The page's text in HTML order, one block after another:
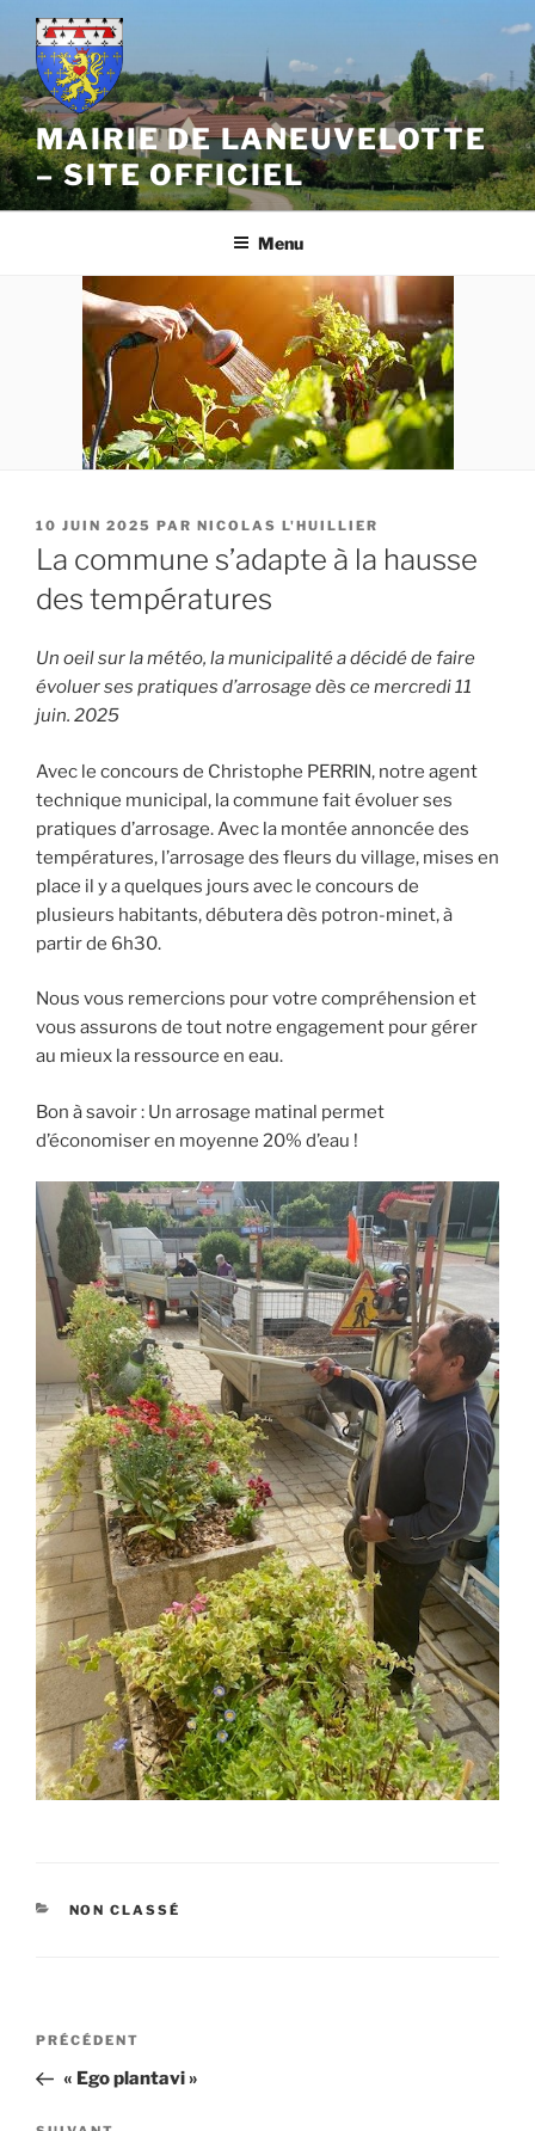
Aller
contenu
principal
MAIRIE DE LANEUVELOTTE
– SITE OFFICIEL
Menu
PUBLIÉ
LE
10 JUIN 2025 PAR NICOLAS L'HUILLIER
La commune s’adapte à la hausse
des températures
Un oeil sur la météo, la municipalité a décidé de faire
évoluer ses pratiques d’arrosage dès ce mercredi 11
juin. 2025
Avec le concours de Christophe PERRIN, notre agent
technique municipal, la commune fait évoluer ses
pratiques d’arrosage. Avec la montée annoncée des
températures, l’arrosage des fleurs du village, mises en
place il y a quelques jours avec le concours de
plusieurs habitants, débutera dès potron-minet, à
partir de 6h30.
Nous vous remercions pour votre compréhension et
vous assurons de tout notre engagement pour gérer
au mieux la ressource en eau.
Bon à savoir : Un arrosage matinal permet
d’économiser en moyenne 20% d’eau !
CATÉGORIES
NON CLASSÉ
Navigation
l’article
Article
précédent
PRÉCÉDENT
« Ego plantavi »